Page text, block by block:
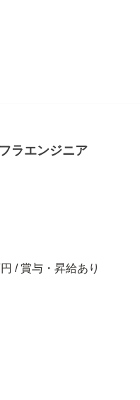
ラエンジニア
/ 賞与・昇給あり